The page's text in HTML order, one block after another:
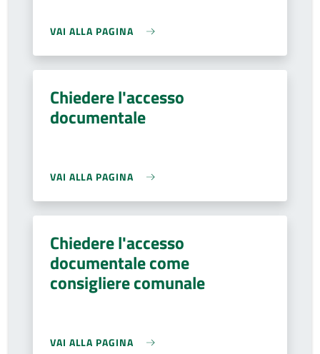
VAI ALLA PAGINA
Chiedere l'accesso
documentale
VAI ALLA PAGINA
Chiedere l'accesso
documentale come
consigliere comunale
VAI ALLA PAGINA